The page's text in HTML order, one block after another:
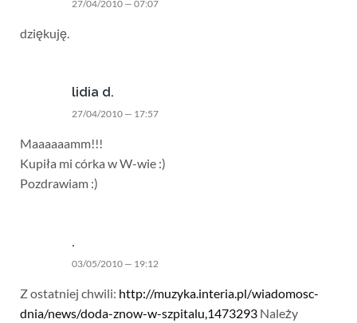
27/04/2010 — 07:07
dziękuję.
lidia d.
27/04/2010 — 17:57
Maaaaaamm!!!
Kupiła mi córka w W-wie :)
Pozdrawiam :)
.
03/05/2010 — 19:12
Z ostatniej chwili: http://muzyka.interia.pl/wiadomosc-
dnia/news/doda-znow-w-szpitalu,1473293Należy